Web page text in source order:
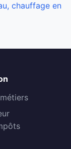
chauffage en